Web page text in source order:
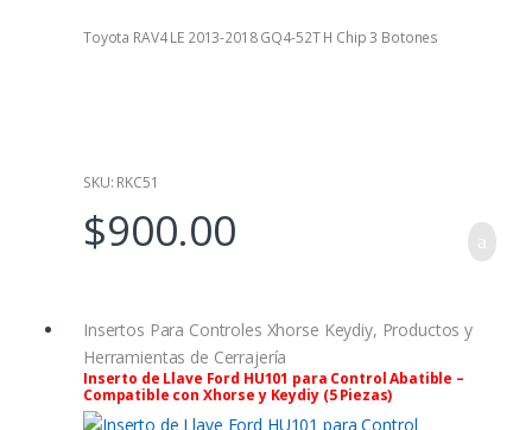
u
Toyota RAV4 LE 2013-2018 GQ4-52T H Chip 3 Botones
SKU: RKC51
$900.00
Insertos Para Controles Xhorse Keydiy, Productos y
Herramientas de Cerrajería
Inserto de Llave Ford HU101 para Control Abatible –
Compatible con Xhorse y Keydiy (5 Piezas)